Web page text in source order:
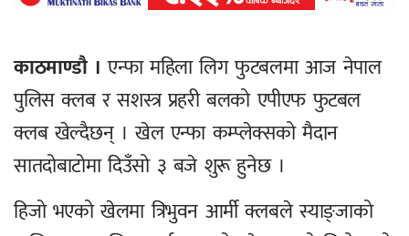
काठमाण्डौ । एन्फा महिला लिग फुटबलमा आज नेपाल
पुलिस क्लब र सशस्त्र प्रहरी बलको एपीएफ फुटबल
क्लब खेल्दैछन् । खेल एन्फा कम्प्लेक्सको मैदान
सातदोबाटोमा दिउँसो ३ बजे शुरू हुनेछ ।
हिजो भएको खेलमा त्रिभुवन आर्मी क्लबले स्याङ्जाको